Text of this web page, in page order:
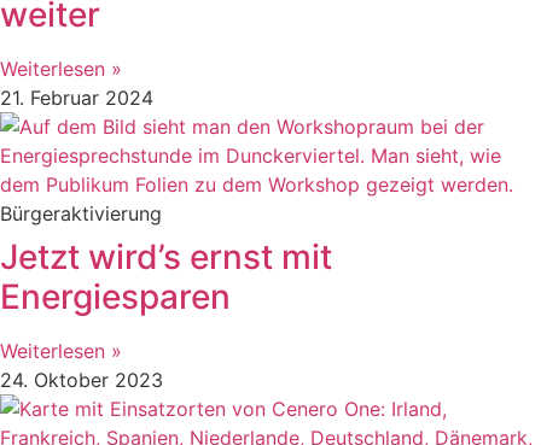
weiter
Weiterlesen »
21. Februar 2024
Bürgeraktivierung
Jetzt wird’s ernst mit
Energiesparen
Weiterlesen »
24. Oktober 2023